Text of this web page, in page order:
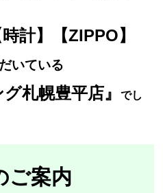
計】【ZIPPO】
いている
グ札幌豊平店』でし
ご案内